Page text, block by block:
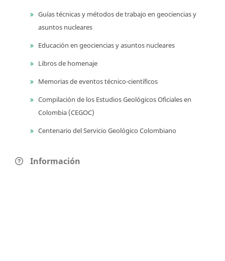
Guías técnicas y métodos de trabajo en geociencias y
asuntos nucleares
Educación en geociencias y asuntos nucleares
Libros de homenaje
Memorias de eventos técnico-científicos
Compilación de los Estudios Geológicos Oficiales en
Colombia (CEGOC)
Centenario del Servicio Geológico Colombiano
Información